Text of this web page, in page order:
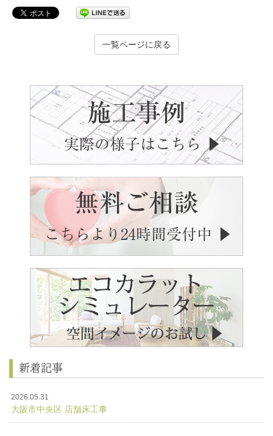
一覧ページに戻る
新着記事
2026.05.31
大阪市中央区 店舗床工事